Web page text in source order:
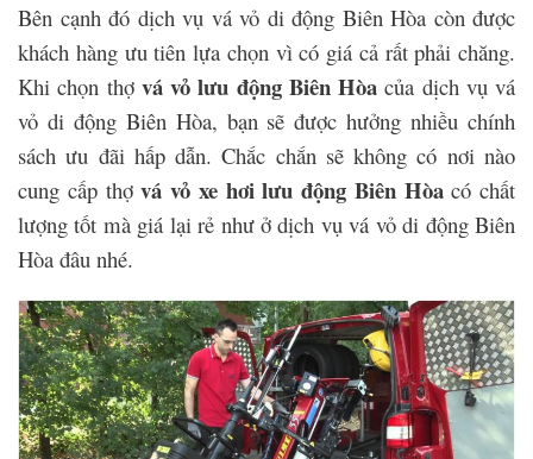
Bên cạnh đó dịch vụ vá vỏ di động Biên Hòa còn được
khách hàng ưu tiên lựa chọn vì có giá cả rất phải chăng.
Khi chọn thợ vá vỏ lưu động Biên Hòa của dịch vụ vá
vỏ di động Biên Hòa, bạn sẽ được hưởng nhiều chính
sách ưu đãi hấp dẫn. Chắc chắn sẽ không có nơi nào
cung cấp thợvá vỏ xe hơi lưu động Biên Hòacó chất
lượng tốt mà giá lại rẻ như ở dịch vụ vá vỏ di động Biên
Hòa đâu nhé.